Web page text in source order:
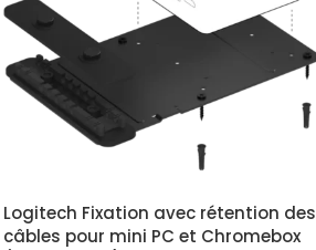
Logitech Fixation avec rétention des
câbles pour mini PC et Chromebox